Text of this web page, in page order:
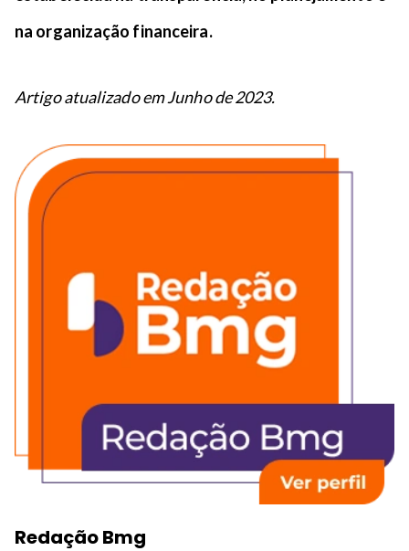
na organização financeira.
Artigo atualizado em Junho de 2023.
Redação Bmg